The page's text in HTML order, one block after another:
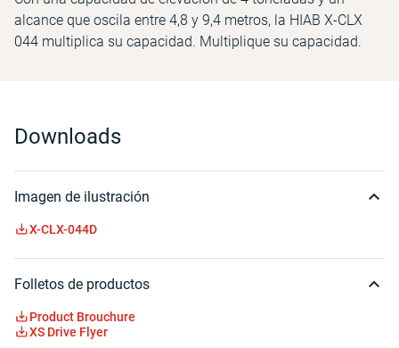
alcance que oscila entre 4,8 y 9,4 metros, la HIAB X-CLX
044 multiplica su capacidad. Multiplique su capacidad.
Downloads
Imagen de ilustración
X-CLX-044D
Folletos de productos
Product Brouchure
XS Drive Flyer